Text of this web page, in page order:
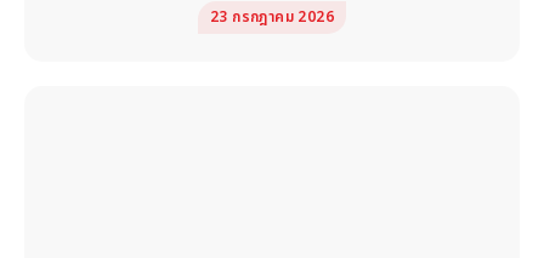
23 กรกฎาคม 2026